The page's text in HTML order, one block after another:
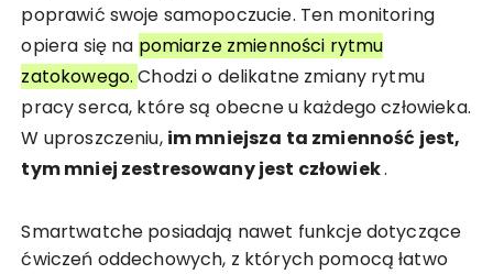
poprawić swoje samopoczucie. Ten monitoring
opiera się na pomiarze zmienności rytmu
zatokowego.Chodzi o delikatne zmiany rytmu
pracy serca, które są obecne u każdego człowieka.
W uproszczeniu, im mniejsza ta zmienność jest,
tym mniej zestresowany jest człowiek.
Smartwatche posiadają nawet funkcje dotyczące
ćwiczeń oddechowych, z których pomocą łatwo